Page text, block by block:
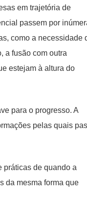
em trajetória de
passem por
como a necessidade
a fusão com outra
estejam à altura do
para o progresso. A
pelas quais
práticas de quando a
da mesma forma que